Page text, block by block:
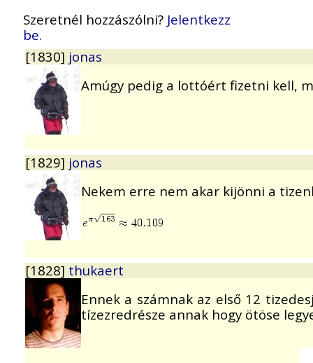
Szeretnél hozzászólni? Jelentkezz
be.
[1830] jonas
Amúgy pedig a lottóért fizetni kell,
[1829] jonas
Nekem erre nem akar kijönni a
[1828] thukaert
Ennek a számnak az első 12
tízezredrésze annak hogy ötöse